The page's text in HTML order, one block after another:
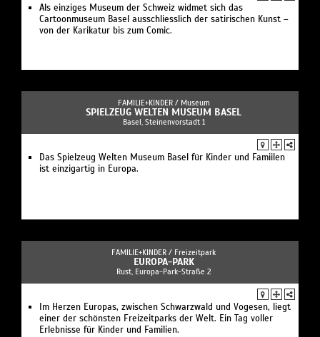
Als einziges Museum der Schweiz widmet sich das
Cartoonmuseum Basel ausschliesslich der satirischen Kunst –
von der Karikatur bis zum Comic.
FAMILIE+KINDER / Museum
SPIELZEUG WELTEN MUSEUM BASEL
Basel, Steinenvorstadt 1
Das Spielzeug Welten Museum Basel für Kinder und Famiilen
ist einzigartig in Europa.
FAMILIE+KINDER / Freizeitpark
EUROPA-PARK
Rust, Europa-Park-Straße 2
Im Herzen Europas, zwischen Schwarzwald und Vogesen, liegt
einer der schönsten Freizeitparks der Welt. Ein Tag voller
Erlebnisse für Kinder und Familien.